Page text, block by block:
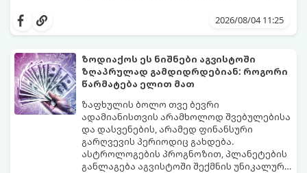
ყველაზე ბედნიერი თვე აღმოჩნდება.
2026/08/04 11:25
ზოდიაქოს ეს ნიშნები აგვისტოში
ზღაპრულად გამდიდრდებიან: როგორი
წარმატება ელით მათ
ზაფხულის ბოლო თვე ბევრი
ადამიანისთვის არამხოლოდ შვებულებისა
და დასვენების, არამედ ფინანსური
გარღვევის პერიოდიც გახდება.
ასტროლოგების პროგნოზით, პლანეტების
განლაგება აგვისტოში შექმნის უნიკალურ